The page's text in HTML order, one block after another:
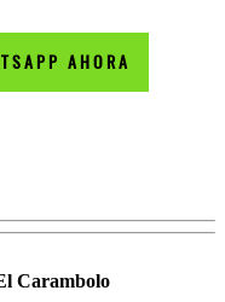
AHORA
Carambolo